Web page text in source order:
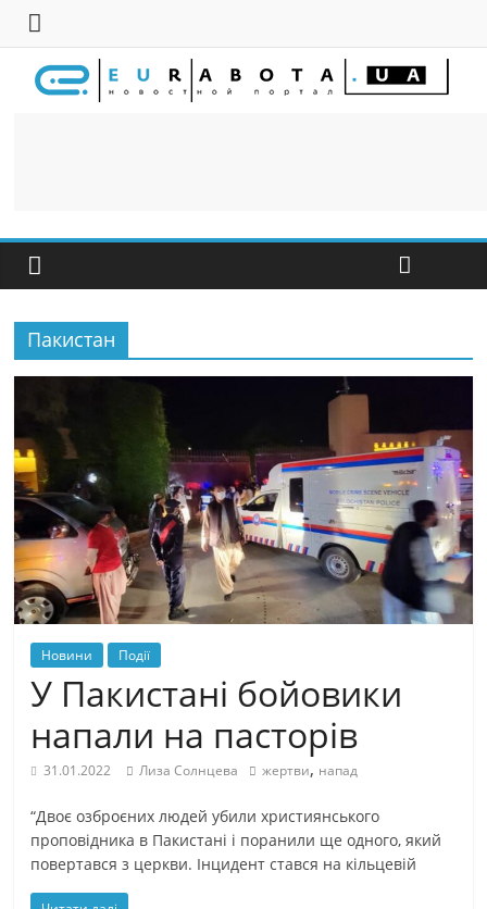
Пакистан
Новини Події
У Пакистані бойовики
напали на пасторів
31.01.2022 Лиза Солнцева жертви, напад
“Двоє озброєних людей убили християнського
проповідника в Пакистані і поранили ще одного, який
повертався з церкви. Інцидент стався на кільцевій